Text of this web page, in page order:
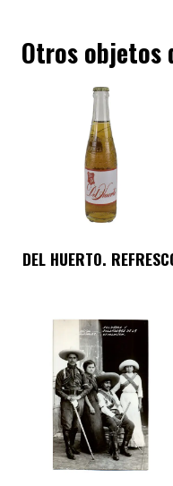
Otros objetos
DEL HUERTO.